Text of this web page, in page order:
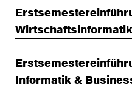
Wirtschaftsinformatik
Informatik &